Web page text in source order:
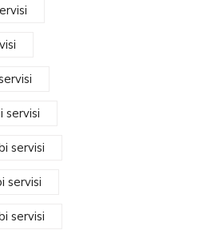
servisi
servisi
servisi
servisi